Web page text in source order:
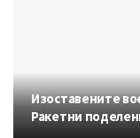
Изоставените
Ракетни